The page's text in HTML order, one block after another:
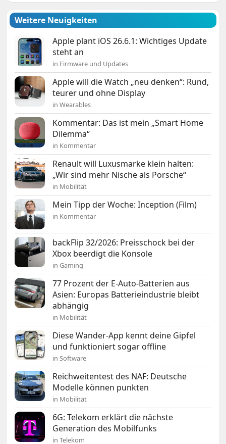
Weitere Neuigkeiten
Apple plant iOS 26.6.1: Wichtiges Update
steht an
in Firmware und Updates
Apple will die Watch „neu denken“: Rund,
teurer und ohne Display
in Wearables
Kommentar: Das ist mein „Smart Home
Dilemma“
in Kommentar
Renault will Luxusmarke klein halten:
„Wir sind mehr Nische als Porsche“
in Mobilität
Mein Tipp der Woche: Inception (Film)
in Kommentar
backFlip 32/2026: Preisschock bei der
Xbox beerdigt die Konsole
in Gaming
77 Prozent der E-Auto-Batterien aus
Asien: Europas Batterieindustrie bleibt
abhängig
in Mobilität
Diese Wander-App kennt deine Gipfel
und funktioniert sogar offline
in Software
Reichweitentest des NAF: Deutsche
Modelle können punkten
in Mobilität
6G: Telekom erklärt die nächste
Generation des Mobilfunks
in Telekom